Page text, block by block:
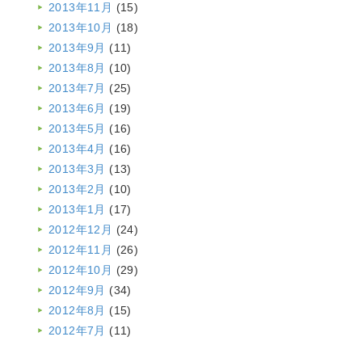
2013年11月 (15)
2013年10月 (18)
2013年9月 (11)
2013年8月 (10)
2013年7月 (25)
2013年6月 (19)
2013年5月 (16)
2013年4月 (16)
2013年3月 (13)
2013年2月 (10)
2013年1月 (17)
2012年12月 (24)
2012年11月 (26)
2012年10月 (29)
2012年9月 (34)
2012年8月 (15)
2012年7月 (11)